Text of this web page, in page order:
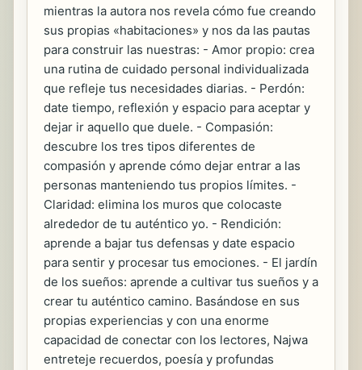
mientras la autora nos revela cómo fue creando
sus propias «habitaciones» y nos da las pautas
para construir las nuestras: - Amor propio: crea
una rutina de cuidado personal individualizada
que refleje tus necesidades diarias. - Perdón:
date tiempo, reflexión y espacio para aceptar y
dejar ir aquello que duele. - Compasión:
descubre los tres tipos diferentes de
compasión y aprende cómo dejar entrar a las
personas manteniendo tus propios límites. -
Claridad: elimina los muros que colocaste
alrededor de tu auténtico yo. - Rendición:
aprende a bajar tus defensas y date espacio
para sentir y procesar tus emociones. - El jardín
de los sueños: aprende a cultivar tus sueños y a
crear tu auténtico camino. Basándose en sus
propias experiencias y con una enorme
capacidad de conectar con los lectores, Najwa
entreteje recuerdos, poesía y profundas